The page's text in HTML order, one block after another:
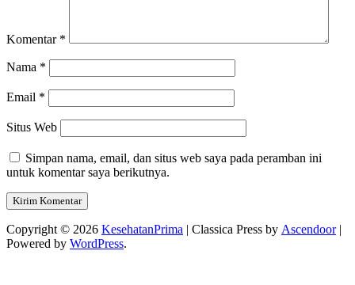
Komentar *
Nama *
Email *
Situs Web
Simpan nama, email, dan situs web saya pada peramban ini
untuk komentar saya berikutnya.
Copyright © 2026 KesehatanPrima | Classica Press by Ascendoor|
Powered by WordPress.